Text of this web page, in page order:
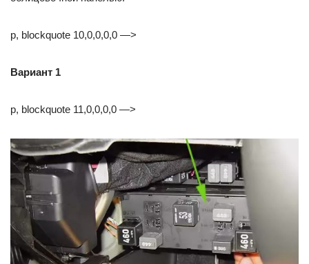
p, blockquote 10,0,0,0,0 —>
Вариант 1
p, blockquote 11,0,0,0,0 —>